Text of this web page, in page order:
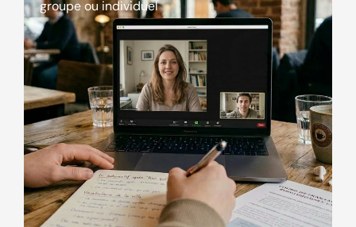
groupe ou individuel